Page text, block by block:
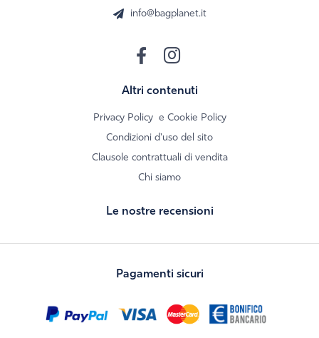
info@bagplanet.it
Altri contenuti
Privacy Policy e Cookie Policy
Condizioni d'uso del sito
Clausole contrattuali di vendita
Chi siamo
Le nostre recensioni
Pagamenti sicuri